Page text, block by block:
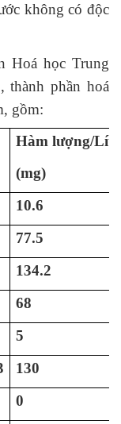
không có độc
Hoá học Trung
thành phần hoá
gồm:
Hàm lượng/Lít
(mg)
10.6
77.5
134.2
68
5
130
0